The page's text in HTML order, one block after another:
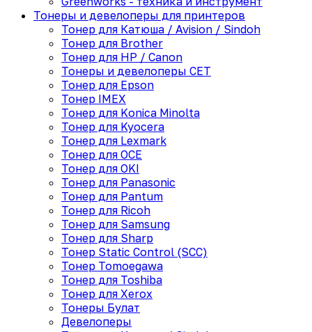
Тонеры и девелоперы для принтеров
Тонер для Катюша / Avision / Sindoh
Тонер для Brother
Тонер для HP / Canon
Тонеры и девелоперы CET
Тонер для Epson
Тонер IMEX
Тонер для Konica Minolta
Тонер для Kyocera
Тонер для Lexmark
Тонер для OCE
Тонер для OKI
Тонер для Panasonic
Тонер для Pantum
Тонер для Ricoh
Тонер для Samsung
Тонер для Sharp
Тонер Static Control (SCC)
Тонер Tomoegawa
Тонер для Toshiba
Тонер для Xerox
Тонеры Булат
Девелоперы